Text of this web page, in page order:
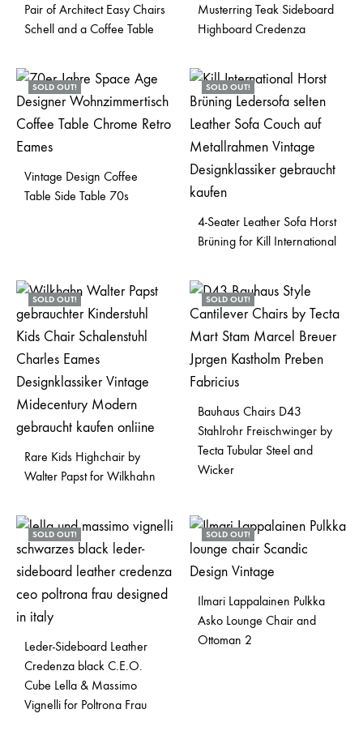
Pair of Architect Easy Chairs
Schell and a Coffee Table
Musterring Teak Sideboard
Highboard Credenza
SOLD OUT!
Vintage Design Coffee
Table Side Table 70s
SOLD OUT!
4-Seater Leather Sofa Horst
Brüning for Kill International
SOLD OUT!
Rare Kids Highchair by
Walter Papst for Wilkhahn
SOLD OUT!
Bauhaus Chairs D43
Stahlrohr Freischwinger by
Tecta Tubular Steel and
Wicker
SOLD OUT!
Leder-Sideboard Leather
Credenza black C.E.O.
Cube Lella & Massimo
Vignelli for Poltrona Frau
SOLD OUT!
Ilmari Lappalainen Pulkka
Asko Lounge Chair and
Ottoman 2